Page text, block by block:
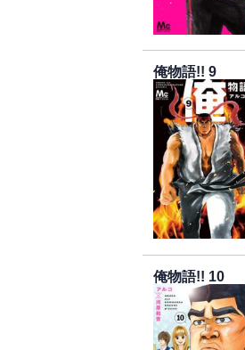
俺物語!! 9
俺物語!! 10